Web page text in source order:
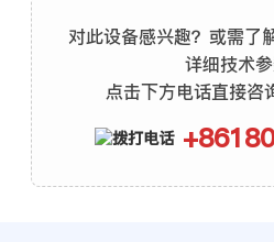
对此设备感兴趣？或需了
详细技术参
点击下方电话直接咨